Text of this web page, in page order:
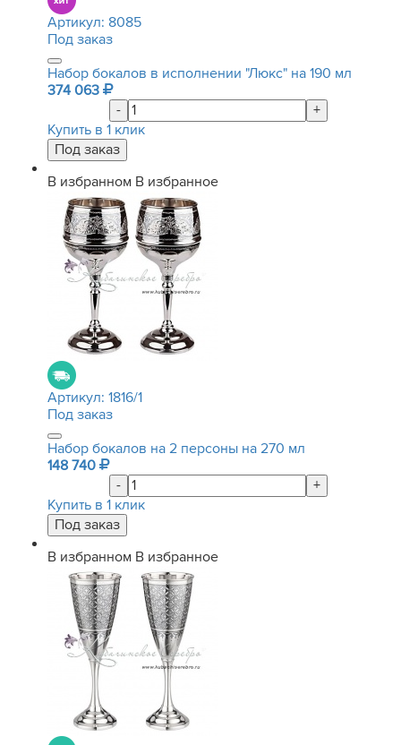
Артикул: 8085
Под заказ
Набор бокалов в исполнении "Люкс" на 190 мл
374 063
-
+
Купить в 1 клик
В избранном В избранное
Артикул: 1816/1
Под заказ
Набор бокалов на 2 персоны на 270 мл
148 740
-
+
Купить в 1 клик
В избранном В избранное